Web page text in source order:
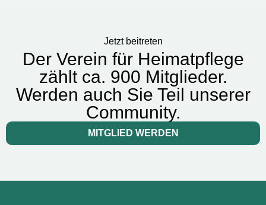
Jetzt beitreten
Der Verein für Heimatpflege
zählt ca. 900 Mitglieder.
Werden auch Sie Teil unserer
Community.
MITGLIED WERDEN